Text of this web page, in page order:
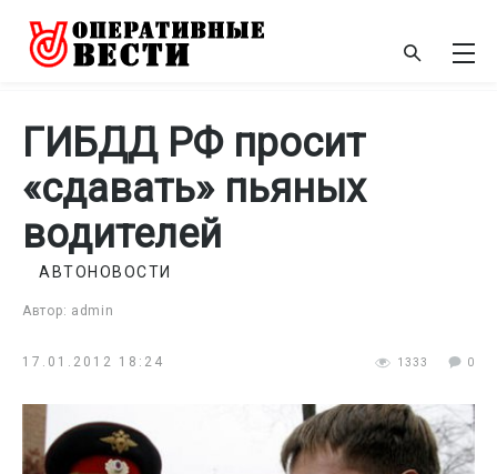
ГИБДД РФ просит
«сдавать» пьяных
водителей
Автор: admin
АВТОНОВОСТИ
17.01.2012 18:24 1333 0